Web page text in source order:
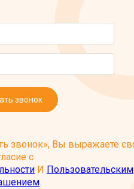
звонок
звонок», Вы выражаете
с
И Пользовательским
.